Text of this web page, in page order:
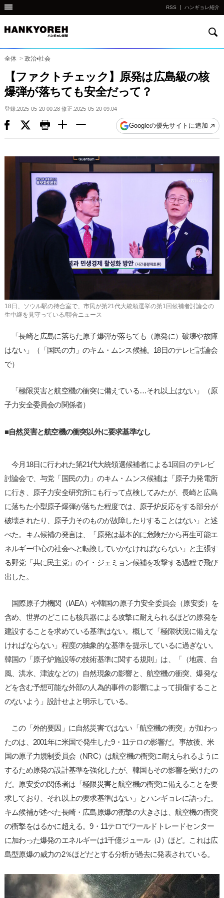
他
国
の
サ
イ
ト
の
リ
RSS ハンギョレ紹介
全体 > 政治•社会
【ファクトチェック】原発は広島級の核
爆弾が落ちても安全だって？
登録:2025-05-20 00:28 修正:2025-05-20 09:04
Googleの優先サイトに追加
18日、ソウル駅の待合室で、市民が第21代大統領選挙の第1回候補者討論会の
生中継を見守っている/聯合ニュース
「長崎と広島に落ちた原子爆弾が落ちても（原発に）破壊や故障
はない」（「国民の力」のキム・ムンス候補。18日のテレビ討論会
で）
「極限災害と航空機の衝突に備えている…それ以上はない」（原
子力安全委員会の関係者）
■自然災害と航空機の衝突以外に要求基準なし
今月18日に行われた第21代大統領選候補者による1回目のテレビ
討論会で、与党「国民の力」のキム・ムンス候補は「原子力発電所
に行き、原子力安全研究所にも行って点検してみたが、長崎と広島
に落ちた小型原子爆弾が落ちた程度では、原子炉反応をする部分が
破壊されたり、原子力そのものが故障したりすることはない」と述
べた。キム候補の発言は、「原発は基本的に危険だから再生可能エ
ネルギー中心の社会へと転換していかなければならない」と主張す
る野党「共に民主党」のイ・ジェミョン候補を攻撃する過程で飛び
出した。
国際原子力機関（IAEA）や韓国の原子力安全委員会（原安委）を
含め、世界のどこにも核兵器による攻撃に耐えられるほどの原発を
建設することを求めている基準はない。概して「極限状況に備えな
ければならない」程度の抽象的な基準を提示しているに過ぎない。
韓国の「原子炉施設等の技術基準に関する規則」は、「（地震、台
風、洪水、津波などの）自然現象の影響と、航空機の衝突、爆発な
どを含む予想可能な外部の人為的事件の影響によって損傷すること
のないよう」設計せよと明示している。
この「外的要因」に自然災害ではない「航空機の衝突」が加わっ
たのは、2001年に米国で発生した9・11テロの影響だ。事故後、米
国の原子力規制委員会（NRC）は航空機の衝突に耐えられるように
するため原発の設計基準を強化したが、韓国もその影響を受けたの
だ。原安委の関係者は「極限災害と航空機の衝突に備えることを要
求しており、それ以上の要求基準はない」とハンギョレに語った。
キム候補が述べた長崎・広島原爆の衝撃の大きさは、航空機の衝突
の衝撃をはるかに超える。9・11テロでワールドトレードセンター
に加わった爆発のエネルギーは1千億ジュール（J）ほど。これは広
島型原爆の威力の2％ほどだとする分析が過去に発表されている。